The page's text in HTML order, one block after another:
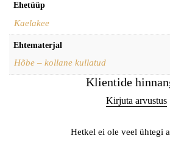
Ehetüüp
Kaelakee
Ehtematerjal
Hõbe – kollane kullatud
Klientide
Kirjuta arvustus
Hetkel ei ole veel ühtegi